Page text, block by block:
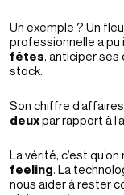
Un exemple ? Un
professionnelle a
fêtes, anticiper
stock.
Son chiffre
deuxpar rapport à
La vérité, c’est
feeling. La
nous aider à rester